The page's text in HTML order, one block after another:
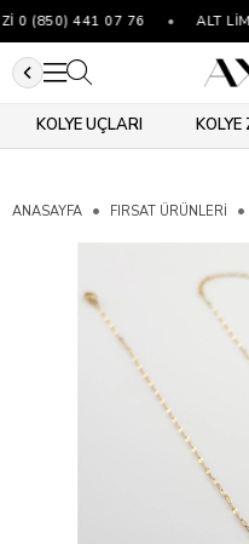
0 (850) 441 07 76 ALT
KOLYE UÇLARI KOLYE
ANASAYFA FIRSAT ÜRÜNLERİ